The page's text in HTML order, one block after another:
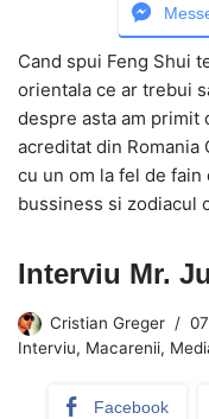
Cand spui Feng Shui
orientala ce ar trebui
despre asta am primit
acreditat din Romania
cu un om la fel de
bussiness si zodiacul
Interviu Mr.
Cristian Greger
Interviu, Macarenii,
Facebook